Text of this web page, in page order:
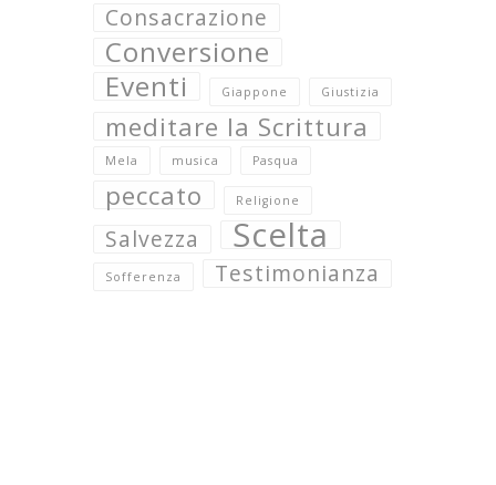
Consacrazione
Conversione
Eventi
Giappone Giustizia
meditare la Scrittura
Mela musica Pasqua
peccato Religione
Salvezza Scelta
Sofferenza Testimonianza